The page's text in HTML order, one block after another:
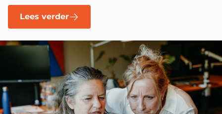
Lees verder